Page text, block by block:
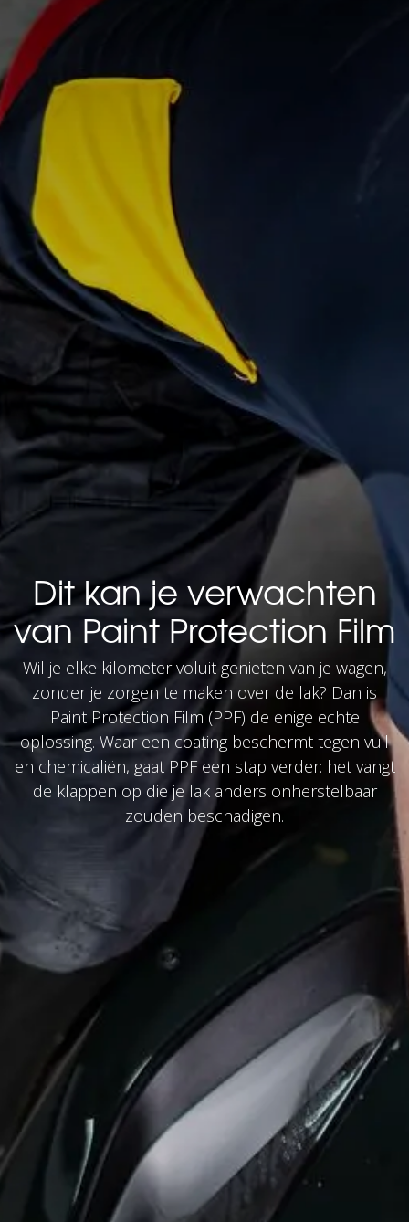
Dit kan je verwachten
van Paint Protection Film
Wil je elke kilometer voluit genieten van je wagen,
zonder je zorgen te maken over de lak? Dan is
Paint Protection Film (PPF) de enige echte
oplossing. Waar een coating beschermt tegen vuil
en chemicaliën, gaat PPF een stap verder: het vangt
de klappen op die je lak anders onherstelbaar
zouden beschadigen.